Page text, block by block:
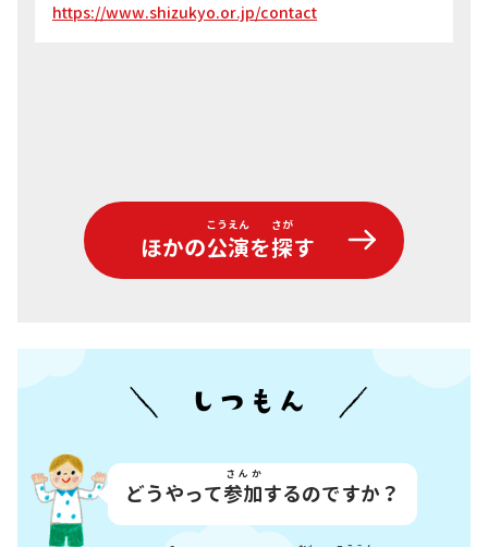
https://www.shizukyo.or.jp/contact
ほかの公演
こうえん
を探
さが
す
どうやって参加
さんか
するのですか？